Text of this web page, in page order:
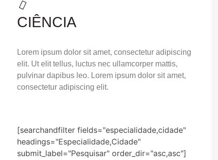
CIÊNCIA
Lorem ipsum dolor sit amet, consectetur adipiscing
elit. Ut elit tellus, luctus nec ullamcorper mattis,
pulvinar dapibus leo. Lorem ipsum dolor sit amet,
consectetur adipiscing elit.
[searchandfilter fields="especialidade,cidade"
headings="Especialidade,Cidade"
submit_label="Pesquisar" order_dir="asc,asc"]